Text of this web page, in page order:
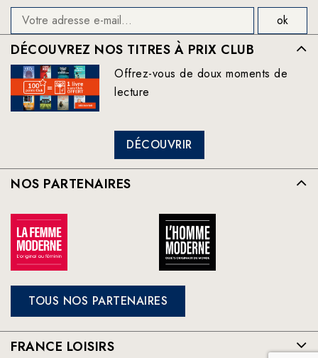
DÉCOUVREZ NOS TITRES À PRIX CLUB
Offrez-vous de doux moments de
lecture
DÉCOUVRIR
NOS PARTENAIRES
TOUS NOS PARTENAIRES
FRANCE LOISIRS